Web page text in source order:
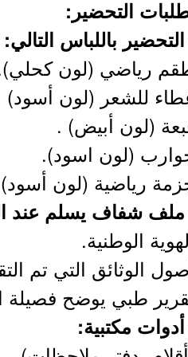
التحضير:
رياضي (لون
للشعر (لون أسود)
(لون أبيض) .
(لون اسود).
رياضية (لون
الوطنية.
الوثائق التي تم
طبي يوضح فصيلة